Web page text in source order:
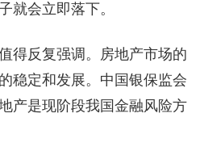
就会立即落下。
得反复强调。房地产市场的
稳定和发展。中国银保监会
产是现阶段我国金融风险方